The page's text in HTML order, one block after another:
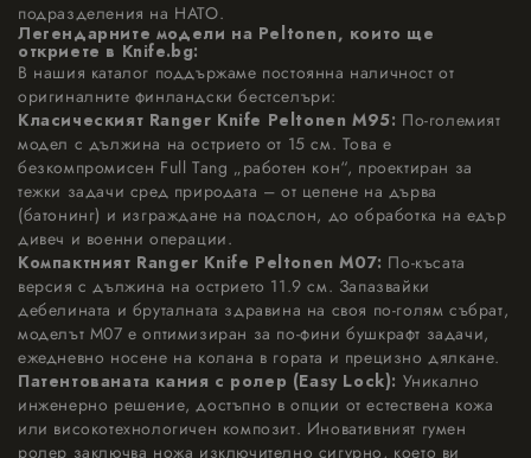
подразделения на НАТО.
Легендарните модели на Peltonen, които ще
откриете в Knife.bg:
В нашия каталог поддържаме постоянна наличност от
оригиналните финландски бестселъри:
Класическият Ranger Knife Peltonen M95: По-големият
модел с дължина на острието от 15 см. Това е
безкомпромисен Full Tang „работен кон“, проектиран за
тежки задачи сред природата – от цепене на дърва
(батонинг) и изграждане на подслон, до обработка на едър
дивеч и военни операции.
Компактният Ranger Knife Peltonen M07: По-късата
версия с дължина на острието 11.9 см. Запазвайки
дебелината и бруталната здравина на своя по-голям събрат,
моделът M07 е оптимизиран за по-фини бушкрафт задачи,
ежедневно носене на колана в гората и прецизно дялкане.
Патентованата кания с ролер (Easy Lock): Уникално
инженерно решение, достъпно в опции от естествена кожа
или високотехнологичен композит. Иновативният гумен
ролер заключва ножа изключително сигурно, което ви